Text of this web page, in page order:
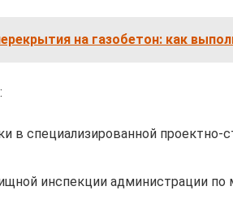
на газобетон: как
в специализированной проектно-
инспекции администрации по